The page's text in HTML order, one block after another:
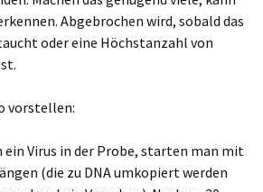
Abgebrochen wird, sobald das
oder eine Höchstanzahl von
vorstellen:
Virus in der Probe, starten man mit
(die zu DNA umkopiert werden